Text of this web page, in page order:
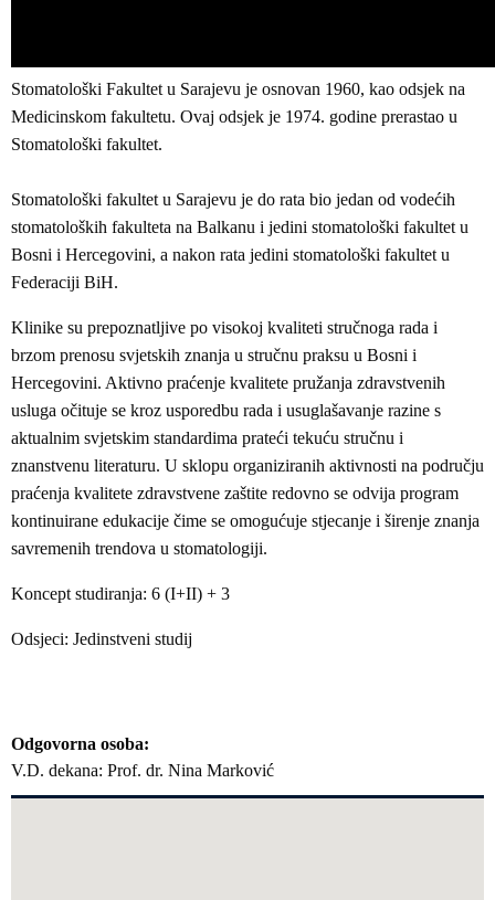
Stomatološki Fakultet u Sarajevu je osnovan 1960, kao odsjek na
Medicinskom fakultetu. Ovaj odsjek je 1974. godine prerastao u
Stomatološki fakultet.
Stomatološki fakultet u Sarajevu je do rata bio jedan od vodećih
stomatoloških fakulteta na Balkanu i jedini stomatološki fakultet u
Bosni i Hercegovini, a nakon rata jedini stomatološki fakultet u
Federaciji BiH.
Klinike su prepoznatljive po visokoj kvaliteti stručnoga rada i
brzom prenosu svjetskih znanja u stručnu praksu u Bosni i
Hercegovini. Aktivno praćenje kvalitete pružanja zdravstvenih
usluga očituje se kroz usporedbu rada i usuglašavanje razine s
aktualnim svjetskim standardima prateći tekuću stručnu i
znanstvenu literaturu. U sklopu organiziranih aktivnosti na području
praćenja kvalitete zdravstvene zaštite redovno se odvija program
kontinuirane edukacije čime se omogućuje stjecanje i širenje znanja
savremenih trendova u stomatologiji.
Koncept studiranja: 6 (I+II) + 3
Odsjeci: Jedinstveni studij
Odgovorna osoba
V.D. dekana: Prof. dr. Nina Marković